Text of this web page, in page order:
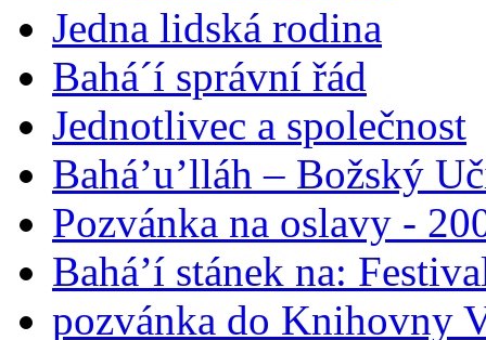
Jedna lidská rodina
Bahá´í správní řád
Jednotlivec a společnost
Bahá’u’lláh – Božský
Pozvánka na oslavy -
Bahá’í stánek na:
pozvánka do Knihovny